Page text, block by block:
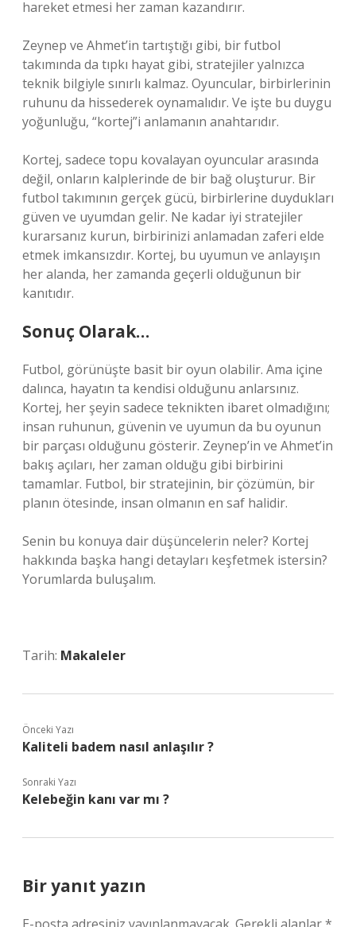
hareket etmesi her zaman kazandırır.
Zeynep ve Ahmet’in tartıştığı gibi, bir futbol
takımında da tıpkı hayat gibi, stratejiler yalnızca
teknik bilgiyle sınırlı kalmaz. Oyuncular, birbirlerinin
ruhunu da hissederek oynamalıdır. Ve işte bu duygu
yoğunluğu, “kortej”i anlamanın anahtarıdır.
Kortej, sadece topu kovalayan oyuncular arasında
değil, onların kalplerinde de bir bağ oluşturur. Bir
futbol takımının gerçek gücü, birbirlerine duydukları
güven ve uyumdan gelir. Ne kadar iyi stratejiler
kurarsanız kurun, birbirinizi anlamadan zaferi elde
etmek imkansızdır. Kortej, bu uyumun ve anlayışın
her alanda, her zamanda geçerli olduğunun bir
kanıtıdır.
Sonuç Olarak…
Futbol, görünüşte basit bir oyun olabilir. Ama içine
dalınca, hayatın ta kendisi olduğunu anlarsınız.
Kortej, her şeyin sadece teknikten ibaret olmadığını;
insan ruhunun, güvenin ve uyumun da bu oyunun
bir parçası olduğunu gösterir. Zeynep’in ve Ahmet’in
bakış açıları, her zaman olduğu gibi birbirini
tamamlar. Futbol, bir stratejinin, bir çözümün, bir
planın ötesinde, insan olmanın en saf halidir.
Senin bu konuya dair düşüncelerin neler? Kortej
hakkında başka hangi detayları keşfetmek istersin?
Yorumlarda buluşalım.
Tarih: Makaleler
Önceki Yazı
Kaliteli badem nasıl anlaşılır ?
Sonraki Yazı
Kelebeğin kanı var mı ?
Bir yanıt yazın